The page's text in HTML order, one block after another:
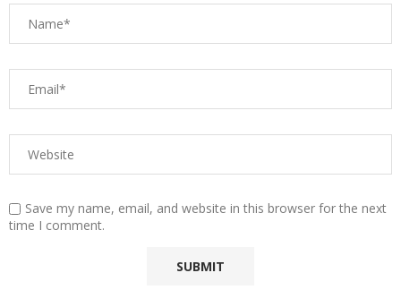
Save my name, email, and website in this browser for the next
time I comment.